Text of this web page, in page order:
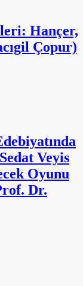
Hançer,
Çopur)
Veyis
Oyunu
Dr.